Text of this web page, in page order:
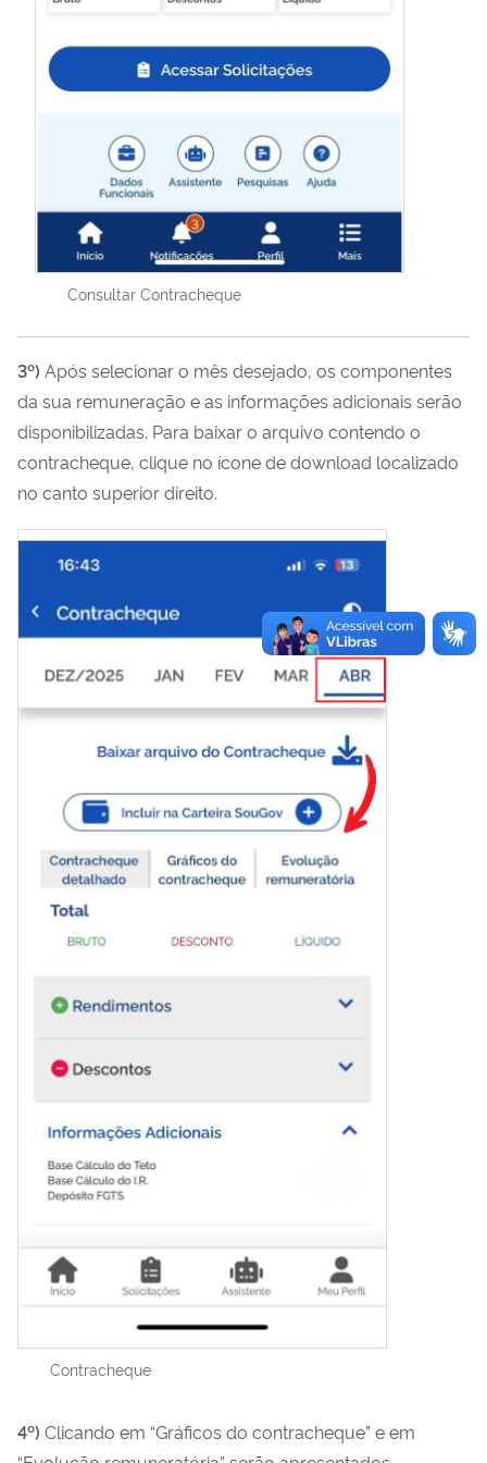
Consultar Contracheque
3º) Após selecionar o mês desejado, os componentes
da sua remuneração e as informações adicionais serão
disponibilizadas. Para baixar o arquivo contendo o
contracheque, clique no ícone de download localizado
no canto superior direito.
Contracheque
4º) Clicando em “Gráficos do contracheque” e em